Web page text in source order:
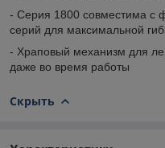
- Серия 1800 совместима с
серий для максимальной
- Храповый механизм для
даже во время работы
Скрыть